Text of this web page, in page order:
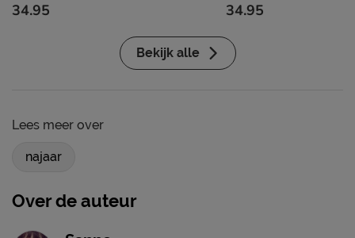
34.95 34.95
Bekijk alle
Lees meer over
najaar
Over de auteur